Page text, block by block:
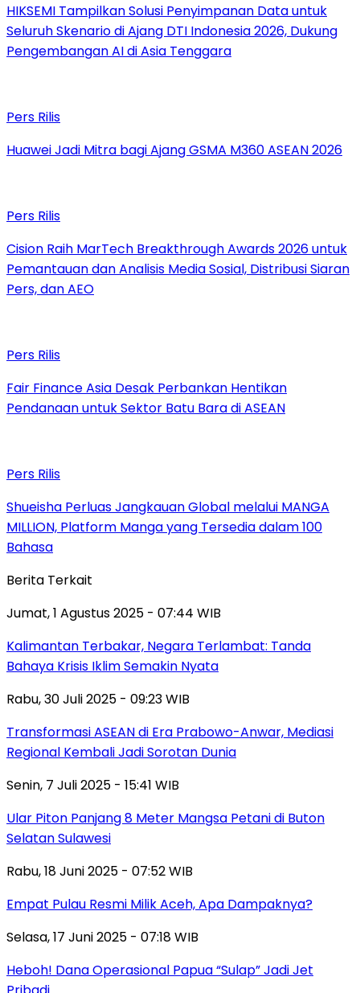
HIKSEMI Tampilkan Solusi Penyimpanan Data untuk
Seluruh Skenario di Ajang DTI Indonesia 2026, Dukung
Pengembangan AI di Asia Tenggara
Pers Rilis
Huawei Jadi Mitra bagi Ajang GSMA M360 ASEAN 2026
Pers Rilis
Cision Raih MarTech Breakthrough Awards 2026 untuk
Pemantauan dan Analisis Media Sosial, Distribusi Siaran
Pers, dan AEO
Pers Rilis
Fair Finance Asia Desak Perbankan Hentikan
Pendanaan untuk Sektor Batu Bara di ASEAN
Pers Rilis
Shueisha Perluas Jangkauan Global melalui MANGA
MILLION, Platform Manga yang Tersedia dalam 100
Bahasa
Berita Terkait
Jumat, 1 Agustus 2025 - 07:44 WIB
Kalimantan Terbakar, Negara Terlambat: Tanda
Bahaya Krisis Iklim Semakin Nyata
Rabu, 30 Juli 2025 - 09:23 WIB
Transformasi ASEAN di Era Prabowo-Anwar, Mediasi
Regional Kembali Jadi Sorotan Dunia
Senin, 7 Juli 2025 - 15:41 WIB
Ular Piton Panjang 8 Meter Mangsa Petani di Buton
Selatan Sulawesi
Rabu, 18 Juni 2025 - 07:52 WIB
Empat Pulau Resmi Milik Aceh, Apa Dampaknya?
Selasa, 17 Juni 2025 - 07:18 WIB
Heboh! Dana Operasional Papua “Sulap” Jadi Jet